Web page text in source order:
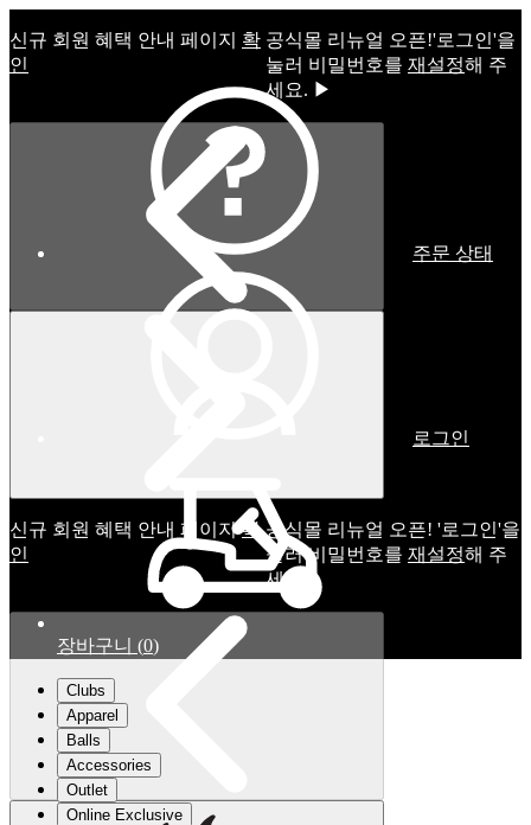
신규 회원 혜택 안내 페이지 확
인
공식몰 리뉴얼 오픈!ㅤ'로그인'을
눌러 비밀번호를 재설정해 주
세요. ▶
신규 회원 혜택 안내 페이지확
인
공식몰 리뉴얼 오픈! '로그인'을
눌러 비밀번호를 재설정해 주
세요.
주문 상태
로그인
장바구니 (0)
Clubs
Apparel
Balls
Accessories
Outlet
Online Exclusive